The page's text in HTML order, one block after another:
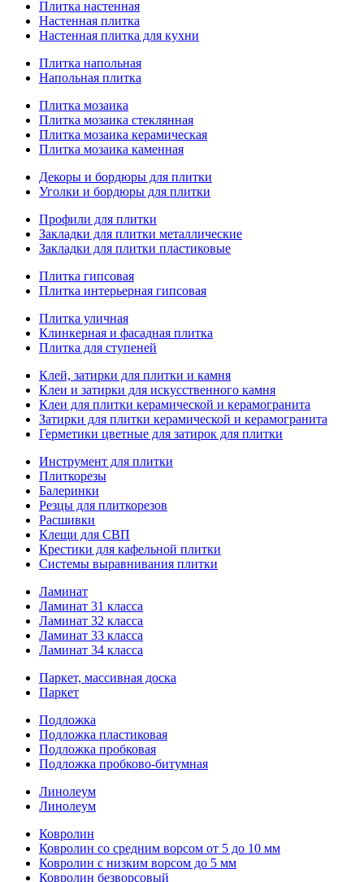
Плитка настенная
Настенная плитка
Настенная плитка для кухни
Плитка напольная
Напольная плитка
Плитка мозаика
Плитка мозаика стеклянная
Плитка мозаика керамическая
Плитка мозаика каменная
Декоры и бордюры для плитки
Уголки и бордюры для плитки
Профили для плитки
Закладки для плитки металлические
Закладки для плитки пластиковые
Плитка гипсовая
Плитка интерьерная гипсовая
Плитка уличная
Клинкерная и фасадная плитка
Плитка для ступеней
Клей, затирки для плитки и камня
Клеи и затирки для искусственного камня
Клеи для плитки керамической и керамогранита
Затирки для плитки керамической и керамогранита
Герметики цветные для затирок для плитки
Инструмент для плитки
Плиткорезы
Балеринки
Резцы для плиткорезов
Расшивки
Клещи для СВП
Крестики для кафельной плитки
Системы выравнивания плитки
Ламинат
Ламинат 31 класса
Ламинат 32 класса
Ламинат 33 класса
Ламинат 34 класса
Паркет, массивная доска
Паркет
Подложка
Подложка пластиковая
Подложка пробковая
Подложка пробково-битумная
Линолеум
Линолеум
Ковролин
Ковролин со средним ворсом от 5 до 10 мм
Ковролин с низким ворсом до 5 мм
Ковролин безворсовый